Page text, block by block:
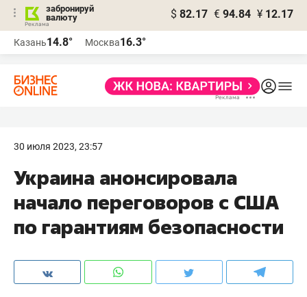
забронируй
валюту
$ 82.17 € 94.84 ¥ 12.17
Казань14.8° Москва16.3°
30 июля 2023, 23:57
Украина анонсировала
начало переговоров с США
по гарантиям безопасности